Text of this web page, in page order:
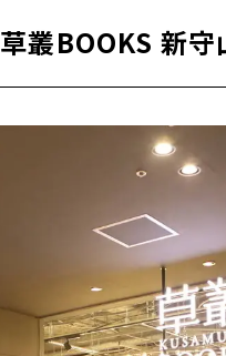
草叢BOOKS 新守